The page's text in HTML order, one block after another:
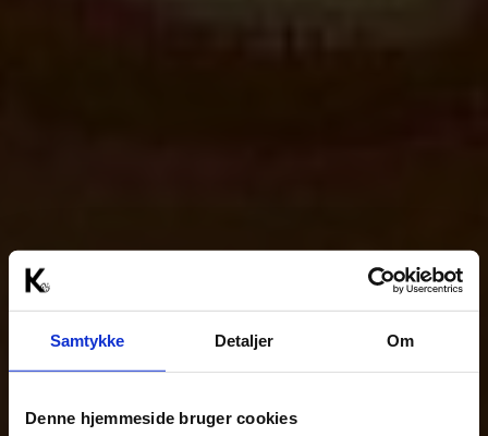
Samtykke Detaljer Om
Denne hjemmeside bruger cookies